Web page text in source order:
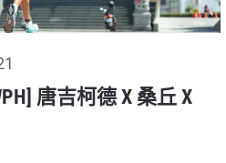
唐吉柯德 X 桑丘 X